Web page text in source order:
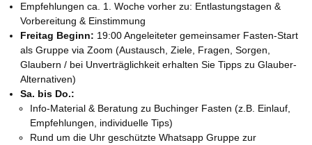
Empfehlungen ca. 1. Woche vorher zu: Entlastungstagen &
Vorbereitung & Einstimmung
Freitag Beginn: 19:00 Angeleiteter gemeinsamer Fasten-Start
als Gruppe via Zoom (Austausch, Ziele, Fragen, Sorgen,
Glaubern / bei Unverträglichkeit erhalten Sie Tipps zu Glauber-
Alternativen)
Sa. bis Do.:
Info-Material & Beratung zu Buchinger Fasten (z.B. Einlauf,
Empfehlungen, individuelle Tips)
Rund um die Uhr geschützte Whatsapp Gruppe zur